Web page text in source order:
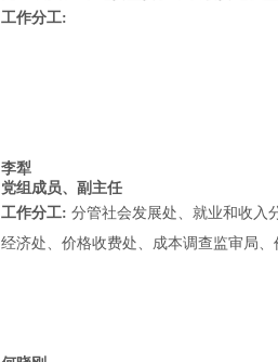
工作分工:
李犁
党组成员、副主任
工作分工: 分管社会发展处、就业和收入
经济处、价格收费处、成本调查监审局、